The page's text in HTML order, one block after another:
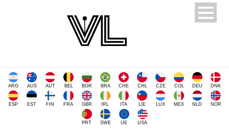
ARG AUS AUT BEL BGR BRA CHE CHL CZE COL DEU DNK
ESP EST FIN FRA GBR IRL ITA LIE LUX MEX NLD NOR
PRT SWE UE USA